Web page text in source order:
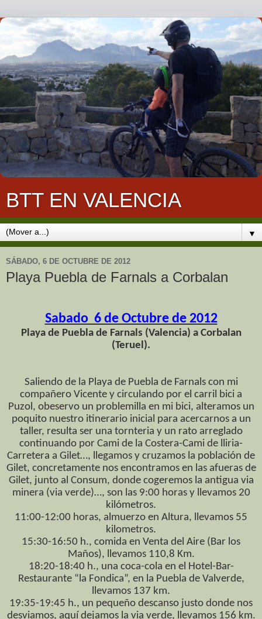
BTT EN VALENCIA
▼
SÁBADO, 6 DE OCTUBRE DE 2012
Playa Puebla de Farnals a Corbalan
Sabado 6 de Octubre de 2012
Playa de Puebla de Farnals (Valencia) a Corbalan
(Teruel).
Saliendo de la Playa de Puebla de Farnals con mi
compañero Vicente y circulando por el carril bici a
Puzol, obeservo un problemilla en mi bici, alteramos un
poquito nuestro itinerario inicial para acercarnos a un
taller, resulta ser una tornteria y un rato arreglado
continuando por Cami de la Costera-Cami de lliria-
Carretera a Gilet…, llegamos y cruzamos la población de
Gilet, concretamente nos encontramos en las afueras de
Gilet, junto al Consum, donde cogeremos la antigua via
minera (via verde)…, son las 9:00 horas y llevamos 20
kilómetros.
11:00-12:00 horas, almuerzo en Altura, llevamos 55
kilometros.
15:30-16:50 h., comida en Venta del Aire (Bar los
Maños), llevamos 110,8 Km.
18:20-18:40 h., una coca-cola en el Hotel-Bar-
Restaurante “la Fondica”, en la Puebla de Valverde,
llevamos 137 km.
19:35-19:45 h., un pequeño descanso justo donde nos
desviamos, aquí dejamos la via verde, llevamos 156 km.